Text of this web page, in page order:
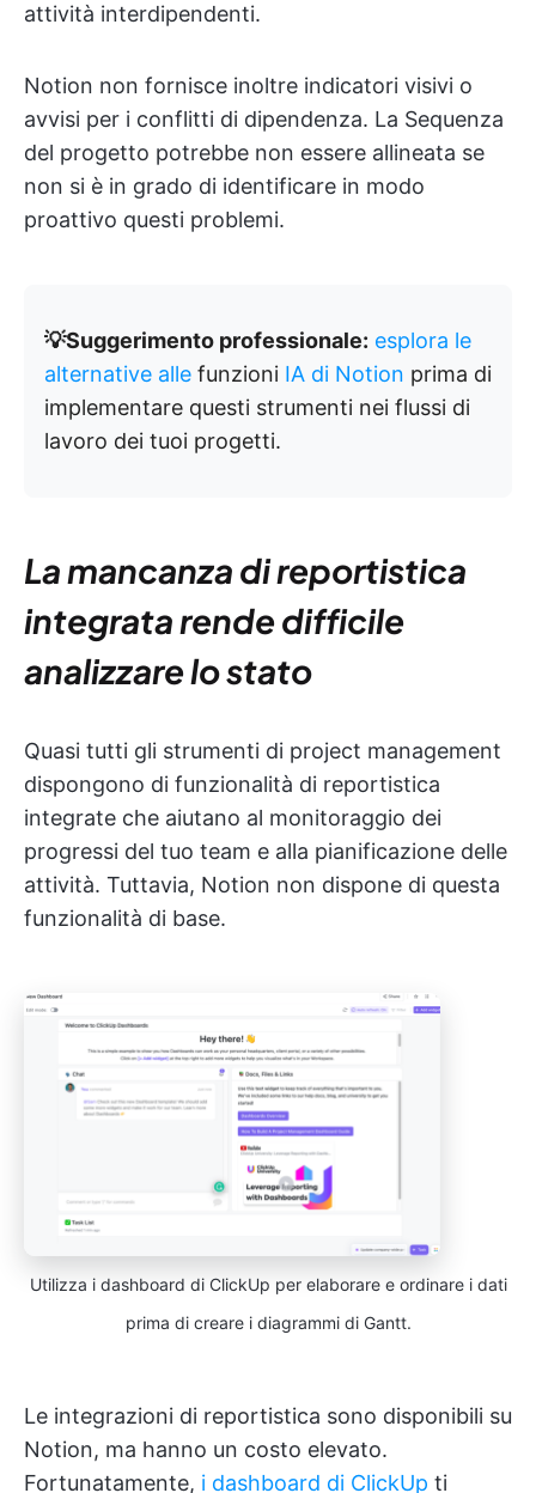
attività interdipendenti.
Notion non fornisce inoltre indicatori visivi o
avvisi per i conflitti di dipendenza. La Sequenza
del progetto potrebbe non essere allineata se
non si è in grado di identificare in modo
proattivo questi problemi.
💡Suggerimento professionale: esplora le
alternative alle funzioni IA di Notion prima di
implementare questi strumenti nei flussi di
lavoro dei tuoi progetti.
La mancanza di reportistica
integrata rende difficile
analizzare lo stato
Quasi tutti gli strumenti di project management
dispongono di funzionalità di reportistica
integrate che aiutano al monitoraggio dei
progressi del tuo team e alla pianificazione delle
attività. Tuttavia, Notion non dispone di questa
funzionalità di base.
Utilizza i dashboard di ClickUp per elaborare e ordinare i dati
prima di creare i diagrammi di Gantt.
Le integrazioni di reportistica sono disponibili su
Notion, ma hanno un costo elevato.
Fortunatamente, i dashboard di ClickUp ti